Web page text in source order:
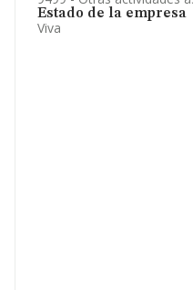
Estado de la empresa
Viva